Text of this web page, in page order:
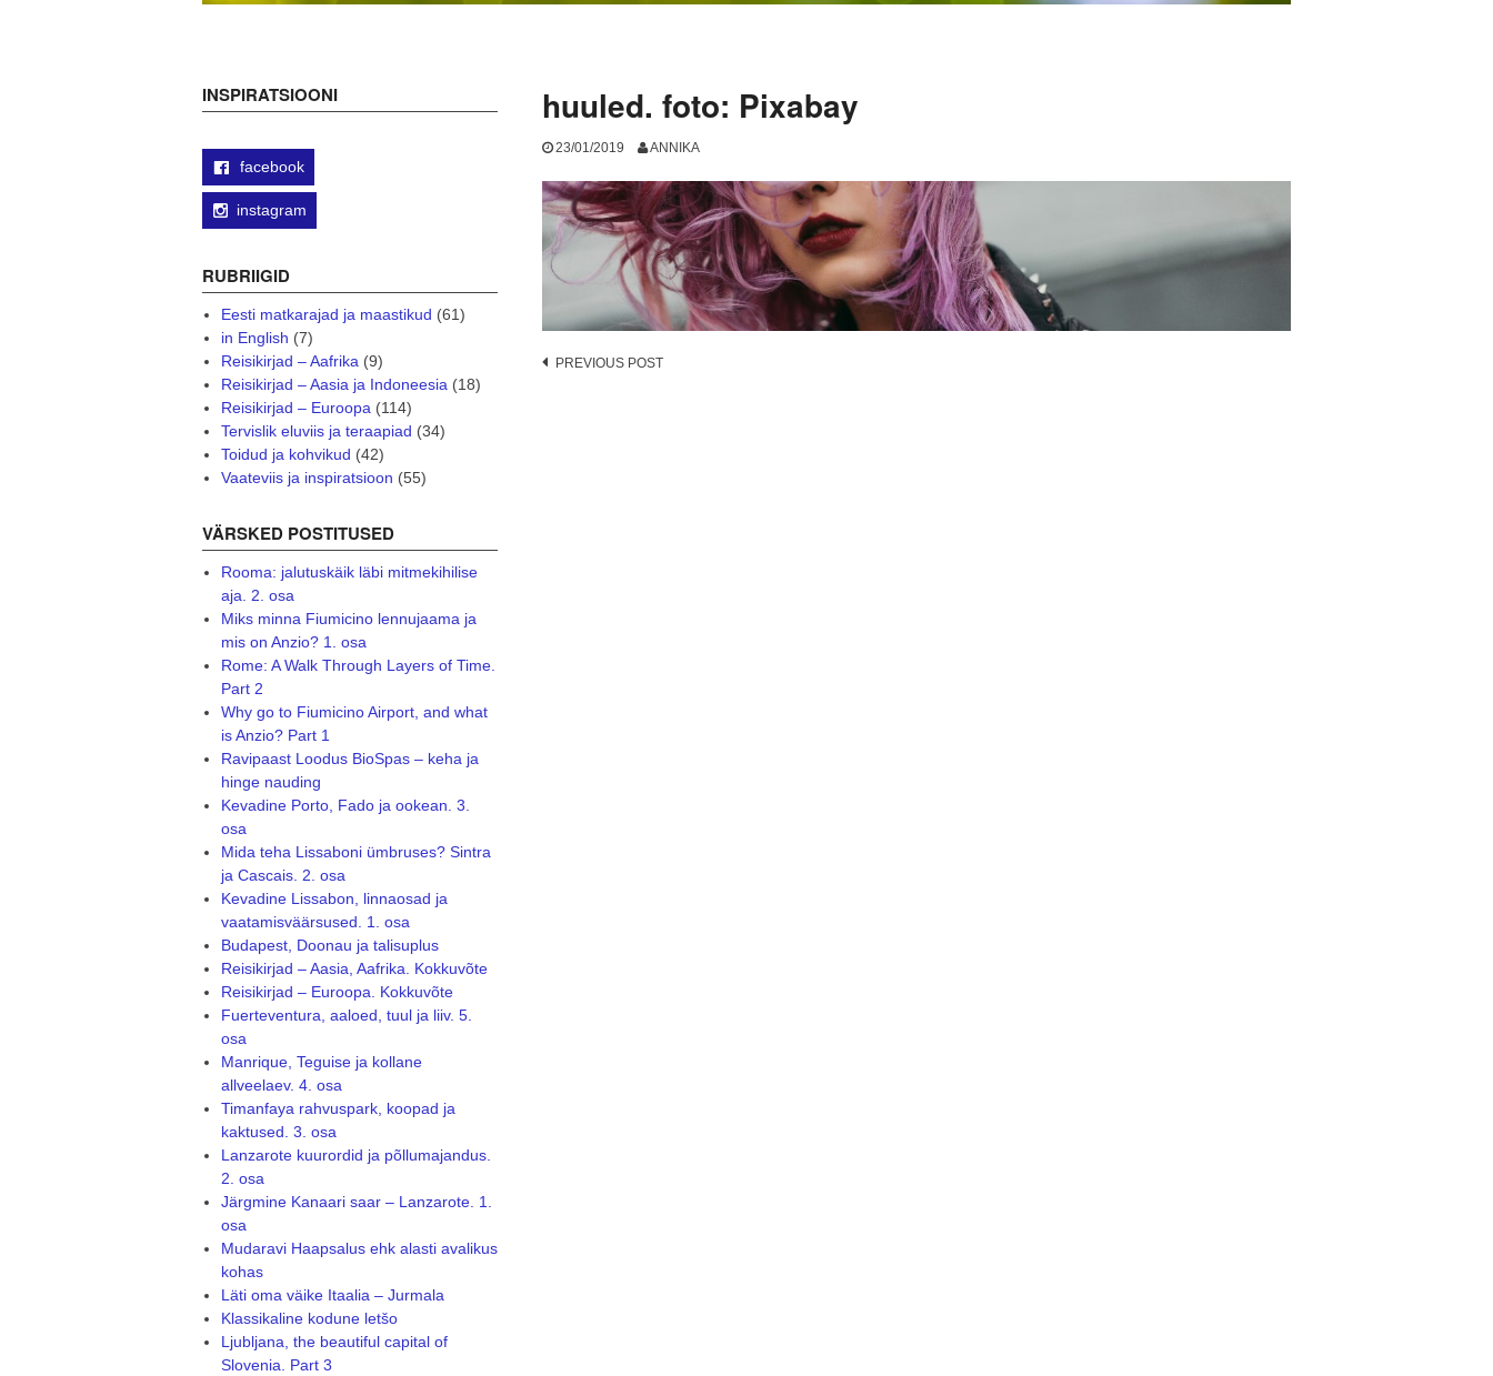
huuled. foto: Pixabay
23/01/2019 ANNIKA
Post
PREVIOUS POST
INSPIRATSIOONI
facebook
instagram
RUBRIIGID
Eesti matkarajad ja maastikud (61)
in English (7)
Reisikirjad – Aafrika(9)
Reisikirjad – Aasia ja Indoneesia(18)
Reisikirjad – Euroopa(114)
Tervislik eluviis ja teraapiad (34)
Toidud ja kohvikud (42)
Vaateviis ja inspiratsioon (55)
VÄRSKED POSTITUSED
Rooma: jalutuskäik läbi mitmekihilise
aja. 2. osa
Miks minna Fiumicino lennujaama ja
mis on Anzio? 1. osa
Rome: A Walk Through Layers of Time.
Part 2
Why go to Fiumicino Airport, and what
is Anzio? Part 1
Ravipaast Loodus BioSpas – keha ja
hinge nauding
Kevadine Porto, Fado ja ookean. 3.
osa
Mida teha Lissaboni ümbruses? Sintra
ja Cascais. 2. osa
Kevadine Lissabon, linnaosad ja
vaatamisväärsused. 1. osa
Budapest, Doonau ja talisuplus
Reisikirjad – Aasia, Aafrika. Kokkuvõte
Reisikirjad – Euroopa. Kokkuvõte
Fuerteventura, aaloed, tuul ja liiv. 5.
osa
Manrique, Teguise ja kollane
allveelaev. 4. osa
Timanfaya rahvuspark, koopad ja
kaktused. 3. osa
Lanzarote kuurordid ja põllumajandus.
2. osa
Järgmine Kanaari saar – Lanzarote. 1.
osa
Mudaravi Haapsalus ehk alasti avalikus
kohas
Läti oma väike Itaalia – Jurmala
Klassikaline kodune letšo
Ljubljana, the beautiful capital of
Slovenia. Part 3